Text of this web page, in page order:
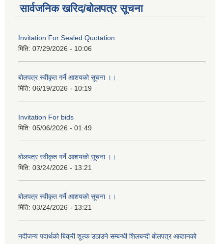
सार्वजनिक खरिद/बोलपत्र सूचना
Invitation For Sealed Quotation
मिति: 07/29/2026 - 10:06
बोलपत्र स्वीकृत गर्ने आशयको सूचना ।।
मिति: 06/19/2026 - 10:19
Invitation For bids
मिति: 05/06/2026 - 01:49
बोलपत्र स्वीकृत गर्ने आशयको सूचना ।।
मिति: 03/24/2026 - 13:21
बोलपत्र स्वीकृत गर्ने आशयको सूचना ।।
मिति: 03/24/2026 - 13:21
नदीजन्य पदार्थको बिक्री शूल्क उठाउने सम्बन्धी शिलबन्दी बोलपत्र आब्हानको